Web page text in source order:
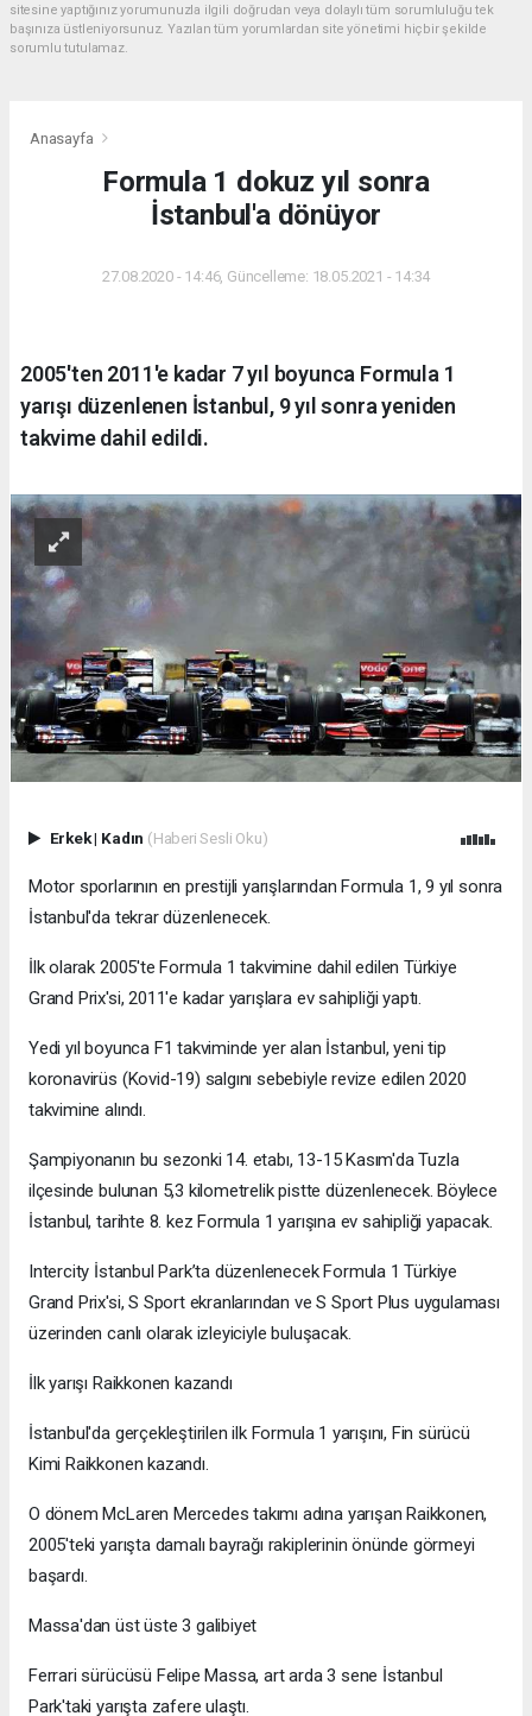
sitesine yaptığınız yorumunuzla ilgili doğrudan veya dolaylı tüm sorumluluğu tek
başınıza üstleniyorsunuz. Yazılan tüm yorumlardan site yönetimi hiçbir şekilde
sorumlu tutulamaz.
Anasayfa
Formula 1 dokuz yıl sonra
İstanbul'a dönüyor
27.08.2020 - 14:46, Güncelleme: 18.05.2021 - 14:34
2005'ten 2011'e kadar 7 yıl boyunca Formula 1
yarışı düzenlenen İstanbul, 9 yıl sonra yeniden
takvime dahil edildi.
Erkek| Kadın (Haberi Sesli Oku)
Motor sporlarının en prestijli yarışlarından Formula 1, 9 yıl sonra
İstanbul'da tekrar düzenlenecek.
İlk olarak 2005'te Formula 1 takvimine dahil edilen Türkiye
Grand Prix'si, 2011'e kadar yarışlara ev sahipliği yaptı.
Yedi yıl boyunca F1 takviminde yer alan İstanbul, yeni tip
koronavirüs (Kovid-19) salgını sebebiyle revize edilen 2020
takvimine alındı.
Şampiyonanın bu sezonki 14. etabı, 13-15 Kasım'da Tuzla
ilçesinde bulunan 5,3 kilometrelik pistte düzenlenecek. Böylece
İstanbul, tarihte 8. kez Formula 1 yarışına ev sahipliği yapacak.
Intercity İstanbul Park’ta düzenlenecek Formula 1 Türkiye
Grand Prix'si, S Sport ekranlarından ve S Sport Plus uygulaması
üzerinden canlı olarak izleyiciyle buluşacak.
İlk yarışı Raikkonen kazandı
İstanbul'da gerçekleştirilen ilk Formula 1 yarışını, Fin sürücü
Kimi Raikkonen kazandı.
O dönem McLaren Mercedes takımı adına yarışan Raikkonen,
2005'teki yarışta damalı bayrağı rakiplerinin önünde görmeyi
başardı.
Massa'dan üst üste 3 galibiyet
Ferrari sürücüsü Felipe Massa, art arda 3 sene İstanbul
Park'taki yarışta zafere ulaştı.